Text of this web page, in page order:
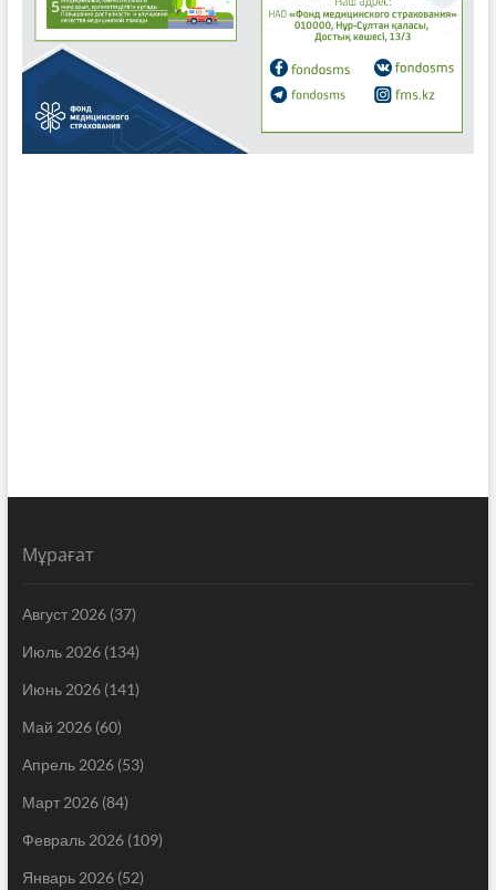
Мұрағат
Август 2026(37)
Июль 2026(134)
Июнь 2026(141)
Май 2026(60)
Апрель 2026(53)
Март 2026(84)
Февраль 2026(109)
Январь 2026(52)